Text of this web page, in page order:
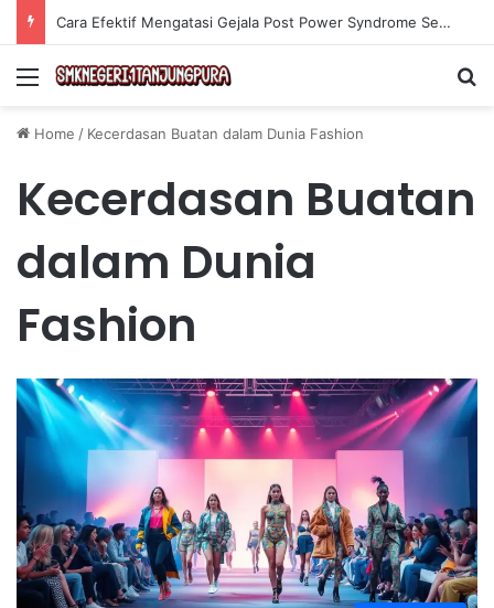
Cara Efektif Mengatasi Gejala Post Power Syndrome Setelah Pensiun Kerja
Menu
Home / Kecerdasan Buatan dalam Dunia Fashion
Kecerdasan Buatan
dalam Dunia
Fashion